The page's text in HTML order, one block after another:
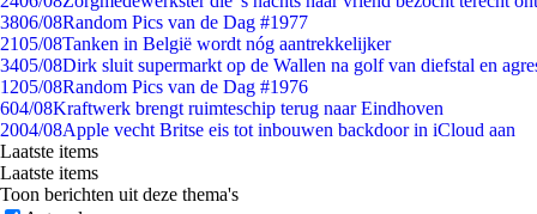
3806/08Random Pics van de Dag #1977
2105/08Tanken in België wordt nóg aantrekkelijker
3405/08Dirk sluit supermarkt op de Wallen na golf van diefstal en
1205/08Random Pics van de Dag #1976
604/08Kraftwerk brengt ruimteschip terug naar Eindhoven
2004/08Apple vecht Britse eis tot inbouwen backdoor in iCloud aan
Laatste items
Laatste items
Toon berichten uit deze thema's